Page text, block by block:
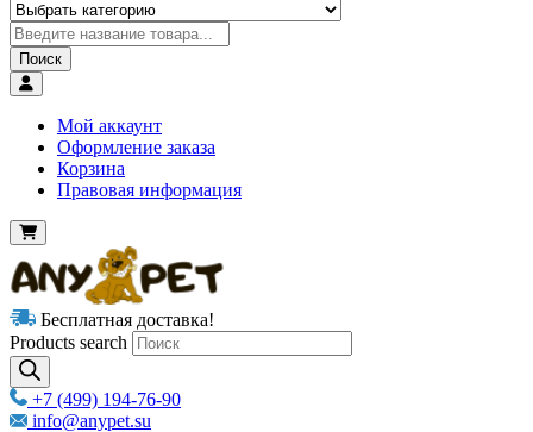
Поиск
Мой аккаунт
Оформление заказа
Корзина
Правовая информация
Бесплатная доставка!
Products search
+7 (499) 194-76-90
info@anypet.su